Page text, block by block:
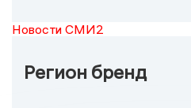
Новости СМИ2
Регион бренд